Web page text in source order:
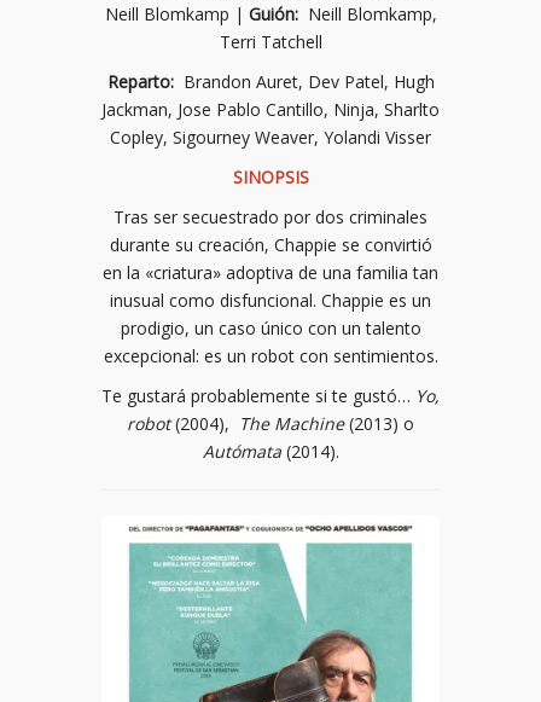
Neill Blomkamp | Guión: Neill Blomkamp,
Terri Tatchell
Reparto: Brandon Auret, Dev Patel, Hugh
Jackman, Jose Pablo Cantillo, Ninja, Sharlto
Copley, Sigourney Weaver, Yolandi Visser
SINOPSIS
Tras ser secuestrado por dos criminales
durante su creación, Chappie se convirtió
en la «criatura» adoptiva de una familia tan
inusual como disfuncional. Chappie es un
prodigio, un caso único con un talento
excepcional: es un robot con sentimientos.
Te gustará probablemente si te gustó… Yo,
robot(2004), The Machine(2013) o
Autómata(2014).